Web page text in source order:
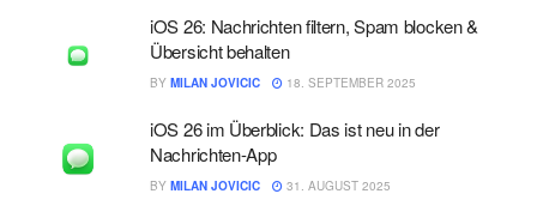
iOS 26: Nachrichten filtern, Spam blocken &
Übersicht behalten
BY MILAN JOVICIC 18. SEPTEMBER 2025
iOS 26 im Überblick: Das ist neu in der
Nachrichten-App
BY MILAN JOVICIC 31. AUGUST 2025